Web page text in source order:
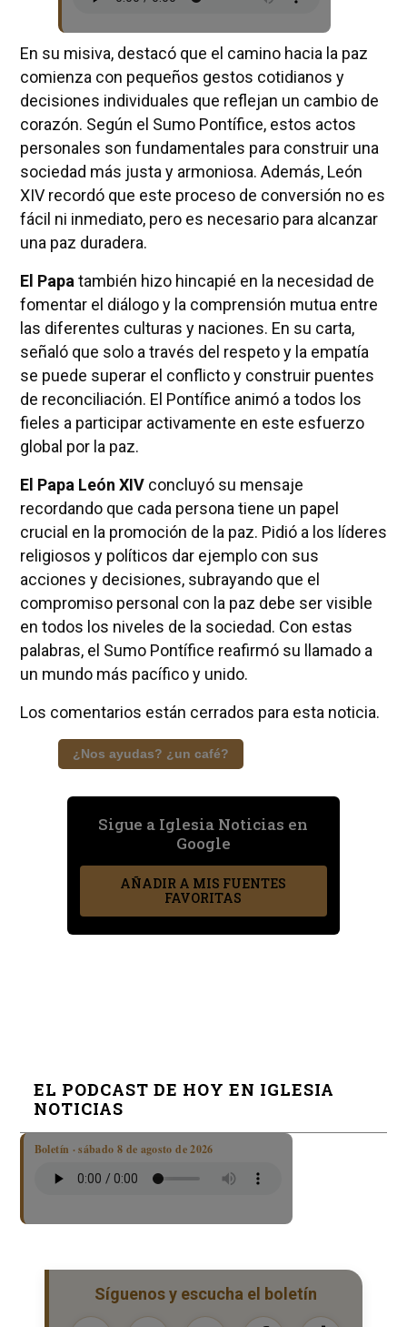
En su misiva, destacó que el camino hacia la paz
comienza con pequeños gestos cotidianos y
decisiones individuales que reflejan un cambio de
corazón. Según el Sumo Pontífice, estos actos
personales son fundamentales para construir una
sociedad más justa y armoniosa. Además, León
XIV recordó que este proceso de conversión no es
fácil ni inmediato, pero es necesario para alcanzar
una paz duradera.
El Papa también hizo hincapié en la necesidad de
fomentar el diálogo y la comprensión mutua entre
las diferentes culturas y naciones. En su carta,
señaló que solo a través del respeto y la empatía
se puede superar el conflicto y construir puentes
de reconciliación. El Pontífice animó a todos los
fieles a participar activamente en este esfuerzo
global por la paz.
El Papa León XIVconcluyó su mensaje
recordando que cada persona tiene un papel
crucial en la promoción de la paz. Pidió a los líderes
religiosos y políticos dar ejemplo con sus
acciones y decisiones, subrayando que el
compromiso personal con la paz debe ser visible
en todos los niveles de la sociedad. Con estas
palabras, el Sumo Pontífice reafirmó su llamado a
un mundo más pacífico y unido.
Los comentarios están cerrados para esta noticia.
¿Nos ayudas? ¿un café?
Sigue a Iglesia Noticias en
Google
AÑADIR A MIS FUENTES
FAVORITAS
EL PODCAST DE HOY EN IGLESIA
NOTICIAS
Boletín · sábado 8 de agosto de 2026
Síguenos y escucha el boletín